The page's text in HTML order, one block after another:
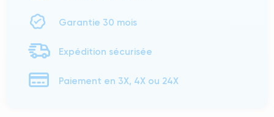
Garantie 30 mois
Expédition sécurisée
Paiement en 3X, 4X ou 24X